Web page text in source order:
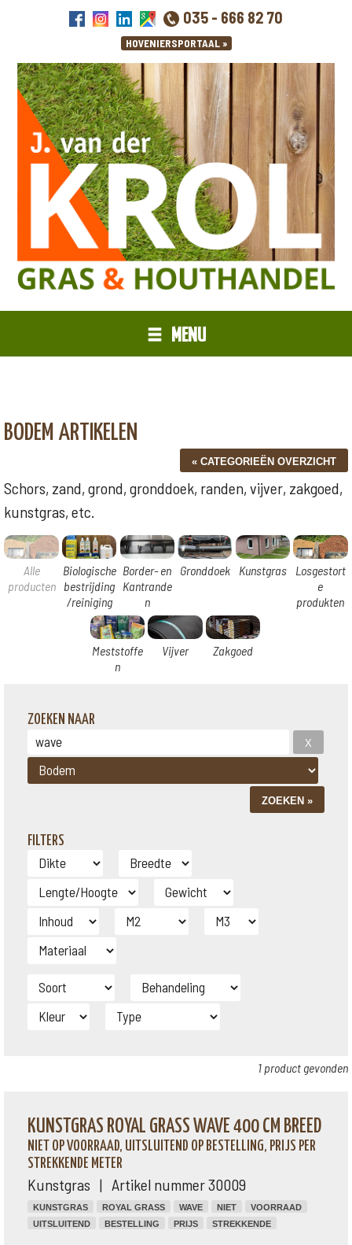
035 - 666 82 70
MENU
BODEM ARTIKELEN
Schors, zand, grond, gronddoek, randen, vijver, zakgoed,
kunstgras, etc.
Alle
producten
Biologische
bestrijding
/reiniging
Border- en
Kantrande
n
Gronddoek Kunstgras
Losgestort
e
produkten
Meststoffe
n
Vijver Zakgoed
ZOEKEN NAAR
FILTERS
1 product gevonden
KUNSTGRAS ROYAL GRASS WAVE 400 CM BREED
NIET OP VOORRAAD, UITSLUITEND OP BESTELLING, PRIJS PER
STREKKENDE METER
Kunstgras | Artikel nummer 30009
KUNSTGRAS ROYAL GRASS WAVE NIET
VOORRAAD
UITSLUITEND
BESTELLING PRIJS STREKKENDE